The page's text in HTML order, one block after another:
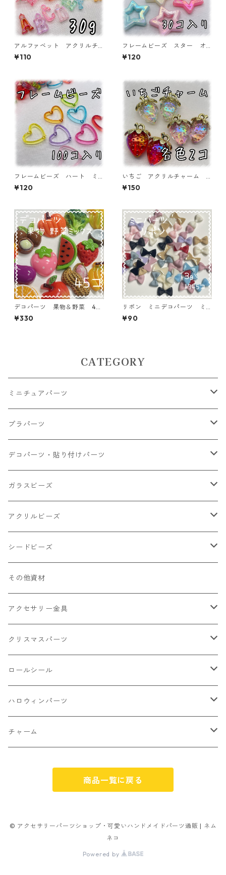
アルファベット アクリルチ
ャーム オーロラタイプ 30
ｇ 【ACM-EA-30G-AC】
¥110
フレームビーズ スター オ
ーロラ加工 ミックス 30個
入り【AB‐FU08】
¥120
フレームビーズ ハート ミ
ックス 100個入り【AB‐FU
04】
¥120
いちご アクリルチャーム
各色2個入り 【ACM-ST-2
ｐ】
¥150
デコパーツ 果物＆野菜 45
個入り 貼り付けパーツ【DP-
FU-MIX】
¥330
リボン ミニデコパーツ ミ
ックス 3ｇ 貼り付けパーツ
【DP-mini01】
¥90
CATEGORY
ミニチュアパーツ
大きいパーツ グラス系
小さいパーツ グラス系
小物
カップ
プラパーツ
ナスカン カニカン
リング イヤリング パーツ
チェーンパーツ
プラチャーム
デコパーツ・貼り付けパーツ
食べ物系
キャンディ
ドーナツ
パン
ゼリー
アニマル系
うさぎ
くま
スライス棒
フレーク カット済
シール付き
フルーツ系 野菜果物
お花
ミニパーツ ネイル
雑貨系
シーズン系
ガラスビーズ
ミレフィオリ
ランプワーク
キャッツアイ
アクリルビーズ
丸玉6㎜ ラウンド
丸玉8㎜ ラウンド
カボチャ
クラック
ソロバン型
アルファベット
単文字
スマイル
フラワー お花
シードビーズ
ミックス
2㎜
不透明
3㎜
不透明タイプ
ミックスタイプ
4㎜
その他資材
アクセサリー金具
カラー丸カン
10㎜
ボールチップ
ピアスパーツ
ヘアーパーツ
カニカン
クリスマスパーツ
プラチャーム
デコパーツ 貼り付けパーツ
OPP袋
アクリルビーズ
フレークシュガー
ロールシール
サンキュー
クリスマス
フレークシュガー
ハロウィンパーツ
おばけ
チャーム
アルファベット
商品一覧に戻る
© アクセサリーパーツショップ・可愛いハンドメイドパーツ通販 | ネム
ネコ
Powered by